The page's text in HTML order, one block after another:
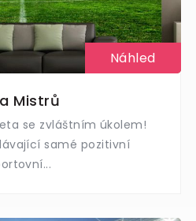
Náhled
Mistrů
se zvláštním úkolem!
samé pozitivní